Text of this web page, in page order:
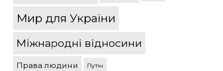
Мир для України
Міжнародні відносини
Права людини Путін